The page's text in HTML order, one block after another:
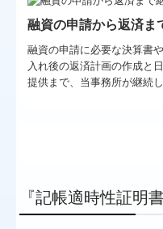
融資の申請から返済ま
融資の申請に必要な決算書
入れ後の返済計画の作成と
提供まで、当事務所が継続
『記帳適時性証明